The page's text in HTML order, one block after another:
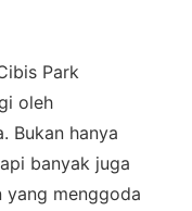
Park
oleh
Bukan hanya
banyak juga
yang menggoda